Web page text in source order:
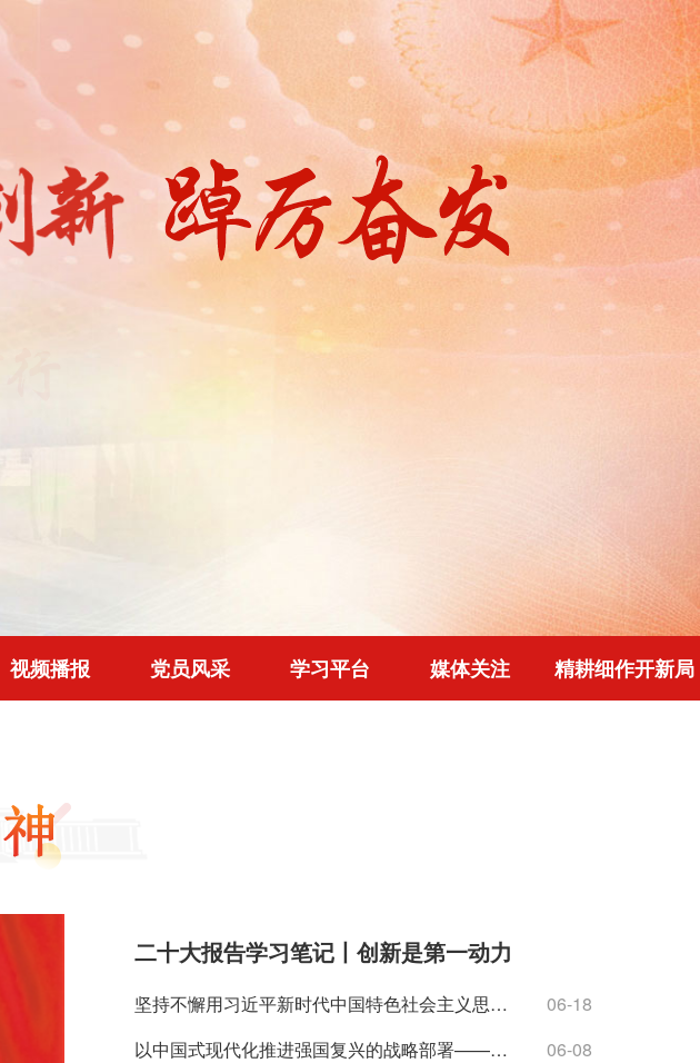
视频播报 党员风采 学习平台 媒体关注 精耕细作开新局
二十大报告学习笔记丨创新是第一动力
坚持不懈用习近平新时代中国特色社会主义思想凝心铸魂（深入学习贯彻习近平新时代中国特色社会主义思想）
06-18
以中国式现代化推进强国复兴的战略部署——党的二十大精神解读（上）
06-08